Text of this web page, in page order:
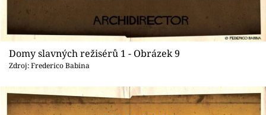
Domy slavných režisérů 1 - Obrázek 9
Zdroj: Frederico Babina